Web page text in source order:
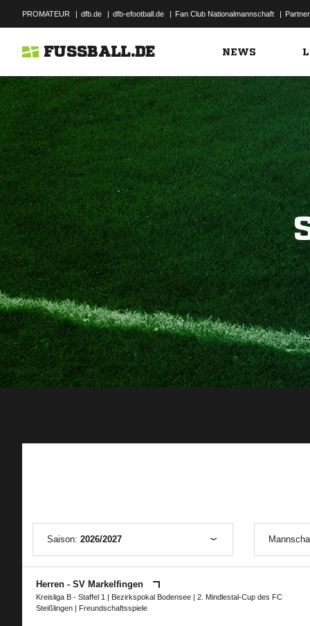
PROMATEUR | dfb.de | dfb-efootball.de | Fan Club Nationalmannschaft | Partner
FUSSBALL.DE NEWS
Saison: 2026/2027
Herren - SV Markelfingen
Kreisliga B - Staffel 1 | Bezirkspokal Bodensee | 2. Mindlestal-Cup des FC
Steißlingen | Freundschaftsspiele